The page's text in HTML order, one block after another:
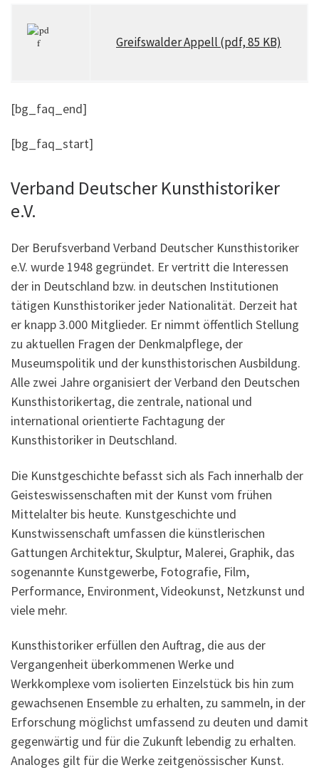
Greifswalder Appell (pdf, 85 KB)
[bg_faq_end]
[bg_faq_start]
Verband Deutscher Kunsthistoriker
e.V.
Der Berufsverband Verband Deutscher Kunsthistoriker
e.V. wurde 1948 gegründet. Er vertritt die Interessen
der in Deutschland bzw. in deutschen Institutionen
tätigen Kunsthistoriker jeder Nationalität. Derzeit hat
er knapp 3.000 Mitglieder. Er nimmt öffentlich Stellung
zu aktuellen Fragen der Denkmalpflege, der
Museumspolitik und der kunsthistorischen Ausbildung.
Alle zwei Jahre organisiert der Verband den Deutschen
Kunsthistorikertag, die zentrale, national und
international orientierte Fachtagung der
Kunsthistoriker in Deutschland.
Die Kunstgeschichte befasst sich als Fach innerhalb der
Geisteswissenschaften mit der Kunst vom frühen
Mittelalter bis heute. Kunstgeschichte und
Kunstwissenschaft umfassen die künstlerischen
Gattungen Architektur, Skulptur, Malerei, Graphik, das
sogenannte Kunstgewerbe, Fotografie, Film,
Performance, Environment, Videokunst, Netzkunst und
viele mehr.
Kunsthistoriker erfüllen den Auftrag, die aus der
Vergangenheit überkommenen Werke und
Werkkomplexe vom isolierten Einzelstück bis hin zum
gewachsenen Ensemble zu erhalten, zu sammeln, in der
Erforschung möglichst umfassend zu deuten und damit
gegenwärtig und für die Zukunft lebendig zu erhalten.
Analoges gilt für die Werke zeitgenössischer Kunst.